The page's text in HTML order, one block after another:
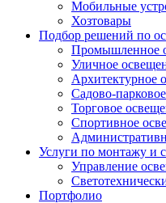
Мобильные
Хозтовары
Подбор решений по
Промышленное
Уличное
Архитектурное
Садово-
Торговое
Спортивное
Услуги по монтажу и
Управление
Портфолио